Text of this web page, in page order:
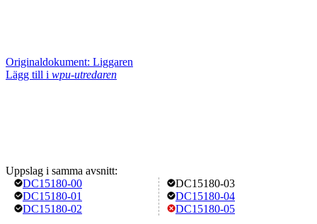
Originaldokument: Liggaren
Lägg till i wpu-utredaren
Uppslag i samma avsnitt:
DC15180-00
DC15180-01
DC15180-02
DC15180-03
DC15180-04
DC15180-05